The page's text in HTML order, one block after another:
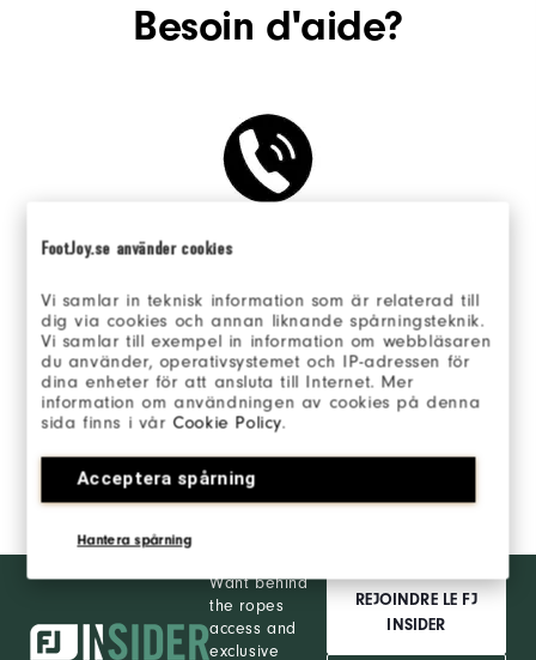
FootJoy.se använder cookies
Vi samlar in teknisk information som är relaterad till
dig via cookies och annan liknande spårningsteknik.
Vi samlar till exempel in information om webbläsaren
du använder, operativsystemet och IP-adressen för
dina enheter för att ansluta till Internet. Mer
information om användningen av cookies på denna
sida finns i vårCookie Policy.
Acceptera spårning
Hantera spårning
Besoin d'aide?
0800 088 135
Lundi au Vendredi, 9h à 17h
Contactez nous
Contactez nous
Want behind
the ropes
access and
exclusive
REJOINDRE LE FJ
INSIDER